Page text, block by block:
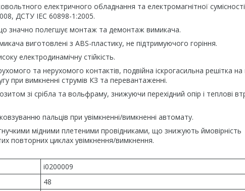
електричного обладнання та електромагнітної сумісності
ДСТУ IEC 60898-1:2005.
значно полегшує монтаж та демонтаж вимикача.
виготовлені з ABS-пластику, не підтримуючого горіння.
електродинамічну стійкість.
та нерухомого контактів, подвійна іскрогасильна решітка на
при вимкненні струмів КЗ та перевантаженні.
зі срібла та вольфраму, знижуючи перехідний опір і теплові
пальців при увімкненні/вимкненні автомату.
мідними плетеними провідниками, що знижують ймовірність
повторних циклах увімкнення/вимкнення.
i0200009
48